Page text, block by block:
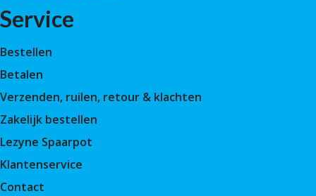
Service
Bestellen
Betalen
Verzenden, ruilen, retour & klachten
Zakelijk bestellen
Lezyne Spaarpot
Klantenservice
Contact